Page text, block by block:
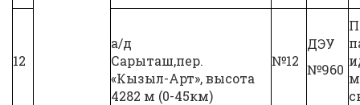
12
а/д
Сарыташ,пер.
«Кызыл-Арт», высота
4282 м (0-45км)
№12
ДЭУ
№960